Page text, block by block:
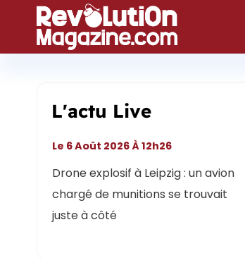
contenu
L'actu Live
Drone explosif à Leipzig : un avion
chargé de munitions se trouvait
juste à côté
Le 6 Août 2026 À 12h26